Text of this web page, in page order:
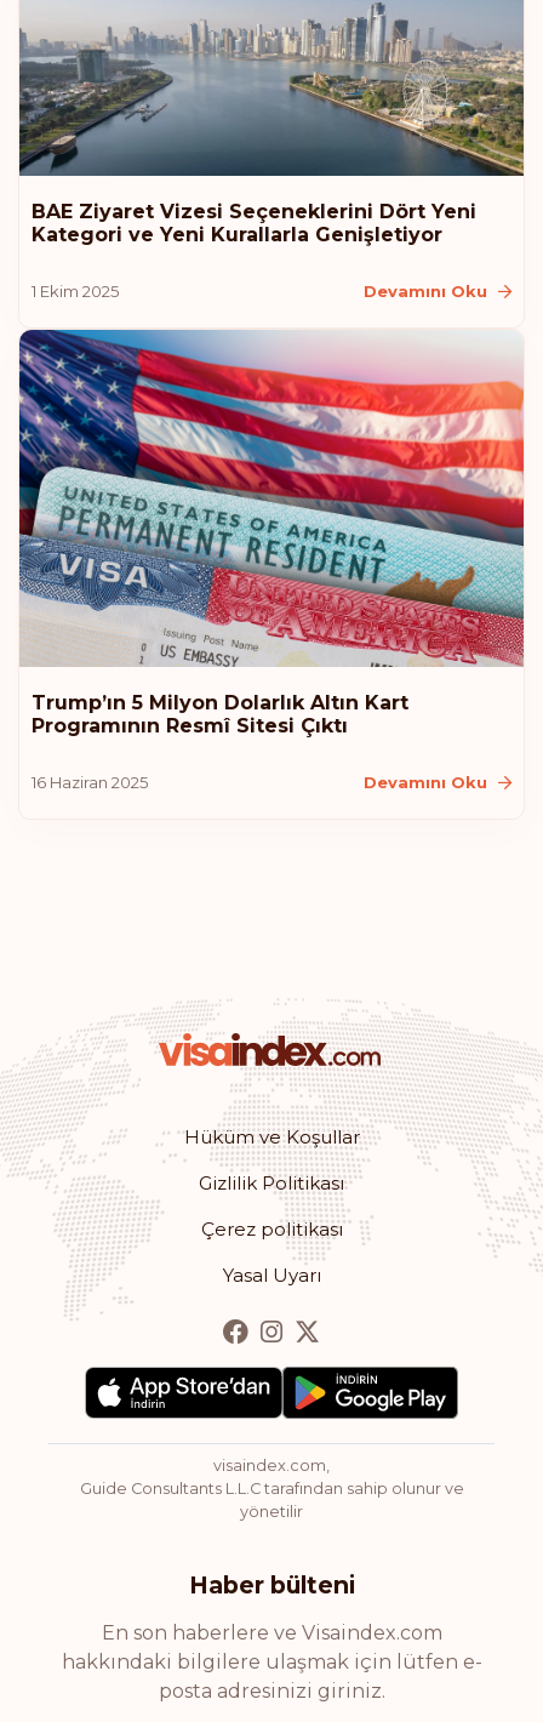
BAE Ziyaret Vizesi Seçeneklerini Dört Yeni
Kategori ve Yeni Kurallarla Genişletiyor
1 Ekim 2025 Devamını Oku
Trump’ın 5 Milyon Dolarlık Altın Kart
Programının Resmî Sitesi Çıktı
16 Haziran 2025 Devamını Oku
Hüküm ve Koşullar
Gizlilik Politikası
Çerez politikası
Yasal Uyarı
visaindex.com,
Guide Consultants L.L.C tarafından sahip olunur ve
yönetilir
Haber bülteni
En son haberlere ve Visaindex.com
hakkındaki bilgilere ulaşmak için lütfen e-
posta adresinizi giriniz.